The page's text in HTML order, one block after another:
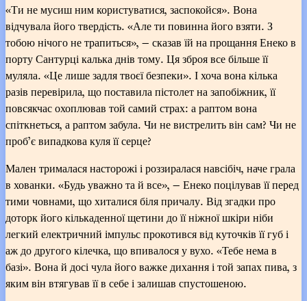
«Ти не мусиш ним користуватися, заспокойся». Вона
відчувала його твердість. «Але ти повинна його взяти. З
тобою нічого не трапиться», — сказав їй на прощання Енеко в
порту Сантурці калька днів тому. Ця зброя все більше її
муляла. «Це лише задля твоєї безпеки». І хоча вона кілька
разів перевірила, що поставила пістолет на запобіжник, її
повсякчас охоплював той самий страх: а раптом вона
спіткнеться, а раптом забула. Чи не вистрелить він сам? Чи не
проб’є випадкова куля її серце?
Мален трималася насторожі і роззиралася навсібіч, наче грала
в хованки. «Будь уважно та й все», — Енеко поцілував її перед
тими човнами, що хиталися біля причалу. Від згадки про
доторк його кількаденної щетини до її ніжної шкіри ніби
легкий електричний імпульс прокотився від куточків її губ і
аж до другого кілечка, що впивалося у вухо. «Тебе нема в
базі». Вона й досі чула його важке дихання і той запах пива, з
яким він втягував її в себе і залишав спустошеною.